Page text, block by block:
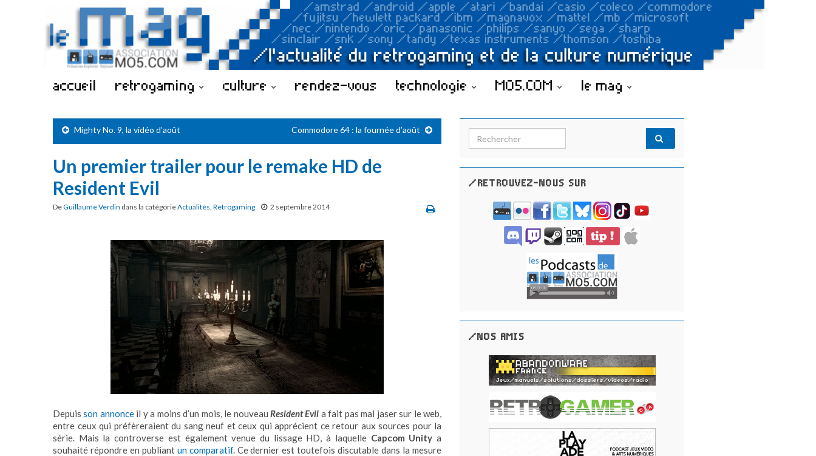
accueil retrogaming culture rendez-vous technologie MO5.COM le mag
Mighty No. 9, la vidéo d’août Commodore 64 : la fournée d’août
Un premier trailer pour le remake HD de
Resident Evil
DeGuillaume Verdin dans la catégorieActualités, Retrogaming 2 septembre 2014
Depuisson annonceil y a moins d’un mois, le nouveau Resident Evil a fait pas mal jaser sur le web,
entre ceux qui préfèreraient du sang neuf et ceux qui apprécient ce retour aux sources pour la
série. Mais la controverse est également venue du lissage HD, à laquelle Capcom Unity a
souhaité répondre en publiant un comparatif. Ce dernier est toutefois discutable dans la mesure
Search for:
/RETROUVEZ-NOUS SUR
/NOS AMIS